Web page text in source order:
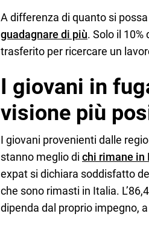
A differenza di quanto si
guadagnare di più. Solo il
trasferito per ricercare un
I giovani in
visione più
I giovani provenienti dalle
stanno meglio di chi rimane in
expat si dichiara soddisfatto
che sono rimasti in Italia.
dipenda dal proprio impegno,